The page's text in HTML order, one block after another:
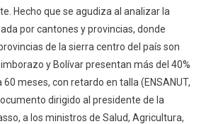
Hecho que se agudiza al analizar la
por cantones y provincias, donde
de la sierra centro del país son
y Bolívar presentan más del 40%
60 meses, con retardo en talla (ENSANUT,
dirigido al presidente de la
a los ministros de Salud, Agricultura,